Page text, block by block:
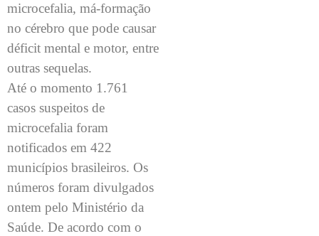
microcefalia, má-formação
no cérebro que pode causar
déficit mental e motor, entre
outras sequelas.
Até o momento 1.761
casos suspeitos de
microcefalia foram
notificados em 422
municípios brasileiros. Os
números foram divulgados
ontem pelo Ministério da
Saúde. De acordo com o